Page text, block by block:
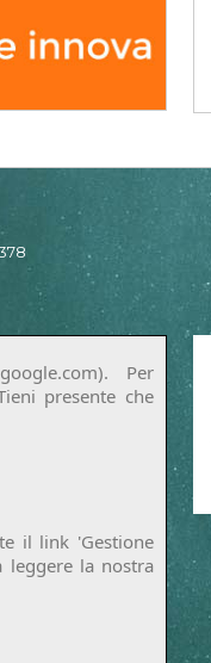
Per
presente che
il link 'Gestione
leggere la nostra